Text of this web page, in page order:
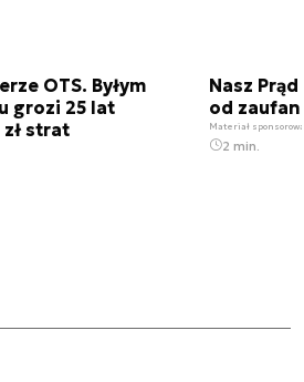
OTS. Byłym
grozi 25 lat
zł strat
Nasz
od
Materiał
2 min.